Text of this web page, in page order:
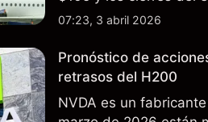
rutas. El rendimiento
07:23, 3 abril 2026
Pronóstico de
retrasos del H200
NVDA es un